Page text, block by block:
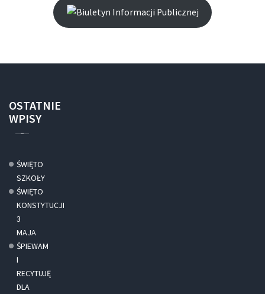
OSTATNIE
WPISY
ŚWIĘTO
SZKOŁY
ŚWIĘTO
KONSTYTUCJI
3
MAJA
ŚPIEWAM
I
RECYTUJĘ
DLA